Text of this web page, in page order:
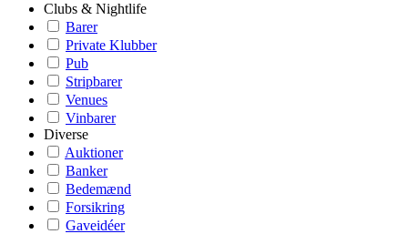
Clubs & Nightlife
Barer
Private Klubber
Pub
Stripbarer
Venues
Vinbarer
Diverse
Auktioner
Banker
Bedemænd
Forsikring
Gaveidéer